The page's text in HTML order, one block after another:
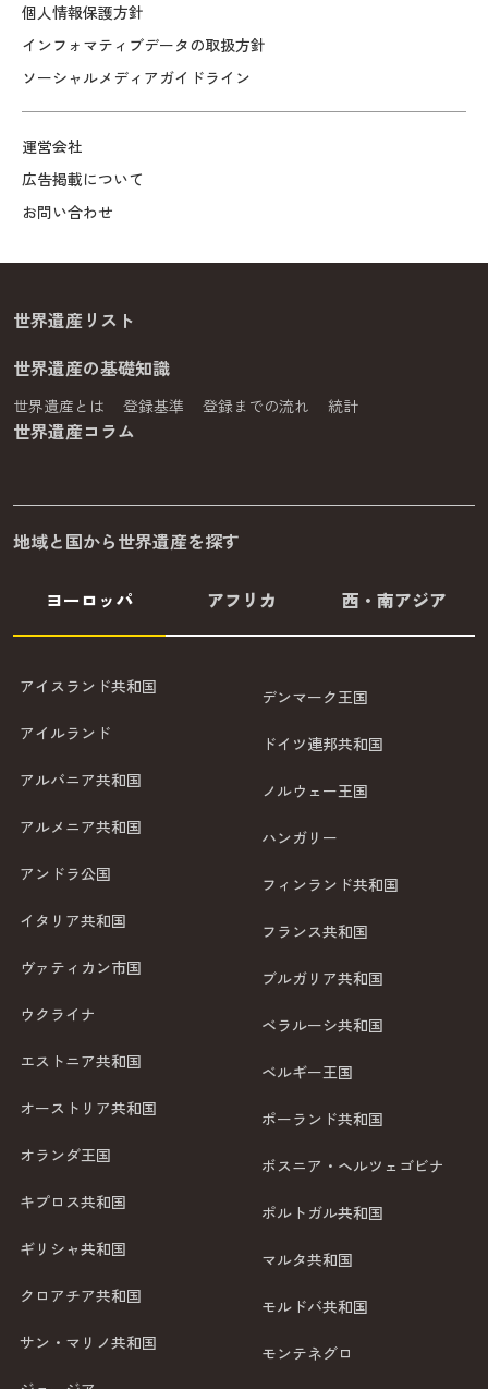
個人情報保護方針
インフォマティブデータの取扱方針
ソーシャルメディアガイドライン
運営会社
広告掲載について
お問い合わせ
世界遺産リスト
世界遺産の基礎知識
世界遺産とは 登録基準 登録までの流れ 統計
世界遺産コラム
地域と国から世界遺産を探す
ヨーロッパ アフリカ 西・南アジア
アイスランド共和国
アイルランド
アルバニア共和国
アルメニア共和国
アンドラ公国
イタリア共和国
ヴァティカン市国
ウクライナ
エストニア共和国
オーストリア共和国
オランダ王国
キプロス共和国
ギリシャ共和国
クロアチア共和国
サン・マリノ共和国
デンマーク王国
ドイツ連邦共和国
ノルウェー王国
ハンガリー
フィンランド共和国
フランス共和国
ブルガリア共和国
ベラルーシ共和国
ベルギー王国
ポーランド共和国
ボスニア・ヘルツェゴビナ
ポルトガル共和国
マルタ共和国
モルドバ共和国
モンテネグロ